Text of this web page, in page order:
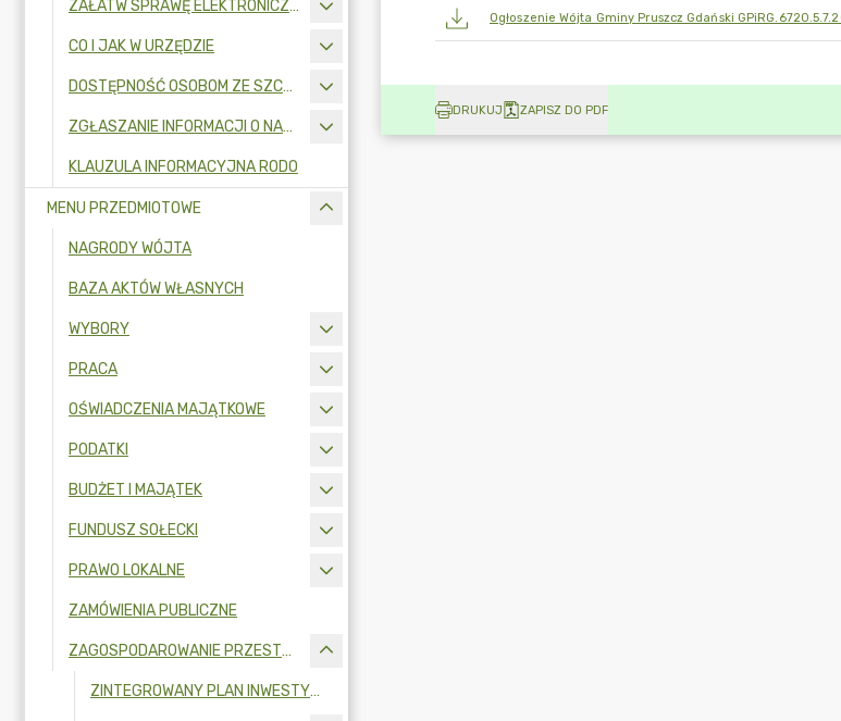
ZAŁATW SPRAWĘ ELEKTRONICZNIE
CO I JAK W URZĘDZIE
DOSTĘPNOŚĆ OSOBOM ZE SZCZEGÓLNYMI POTRZEBAMI
ZGŁASZANIE INFORMACJI O NARUSZENIU PRAWA I OCHRONA SYGNALISTÓW
KLAUZULA INFORMACYJNA RODO
MENU PRZEDMIOTOWE
NAGRODY WÓJTA
BAZA AKTÓW WŁASNYCH
WYBORY
PRACA
OŚWIADCZENIA MAJĄTKOWE
PODATKI
BUDŻET I MAJĄTEK
FUNDUSZ SOŁECKI
PRAWO LOKALNE
ZAMÓWIENIA PUBLICZNE
ZAGOSPODAROWANIE PRZESTRZENNE
ZINTEGROWANY PLAN INWESTYCYJNY
Ogłoszenie Wójta Gminy Pruszcz Gdański
DRUKUJ ZAPISZ DO PDF